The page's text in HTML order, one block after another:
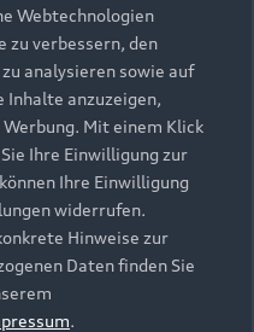
Webtechnologien
zu verbessern, den
analysieren sowie auf
Inhalte anzuzeigen,
Mit einem Klick
Ihre Einwilligung zur
Ihre Einwilligung
widerrufen.
Hinweise zur
Daten finden Sie
.